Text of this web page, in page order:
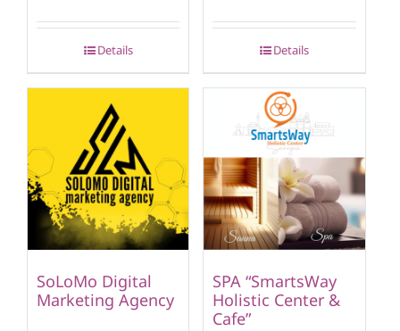
Details Details
SoLoMo Digital
Marketing Agency
SPA “SmartsWay
Holistic Center &
Cafe”